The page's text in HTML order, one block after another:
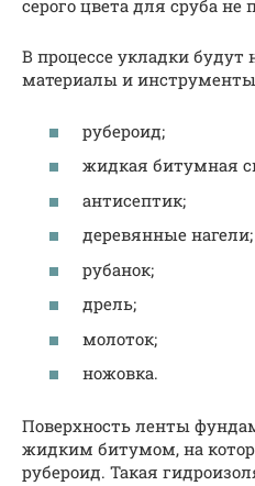
серого цвета для сруба не
В процессе укладки
материалы и
рубероид;
жидкая битумная
антисептик;
деревянные нагели;
рубанок;
дрель;
молоток;
ножовка.
Поверхность ленты
жидким битумом, на
рубероид. Такая